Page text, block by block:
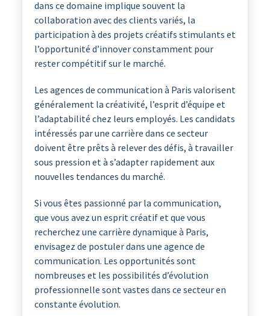
dans ce domaine implique souvent la
collaboration avec des clients variés, la
participation à des projets créatifs stimulants et
l’opportunité d’innover constamment pour
rester compétitif sur le marché.
Les agences de communication à Paris valorisent
généralement la créativité, l’esprit d’équipe et
l’adaptabilité chez leurs employés. Les candidats
intéressés par une carrière dans ce secteur
doivent être prêts à relever des défis, à travailler
sous pression et à s’adapter rapidement aux
nouvelles tendances du marché.
Si vous êtes passionné par la communication,
que vous avez un esprit créatif et que vous
recherchez une carrière dynamique à Paris,
envisagez de postuler dans une agence de
communication. Les opportunités sont
nombreuses et les possibilités d’évolution
professionnelle sont vastes dans ce secteur en
constante évolution.